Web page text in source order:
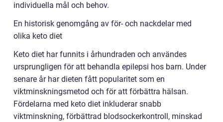
individuella mål och behov.
En historisk genomgång av för- och nackdelar med
olika keto diet
Keto diet har funnits i århundraden och användes
ursprungligen för att behandla epilepsi hos barn. Under
senare år har dieten fått popularitet som en
viktminskningsmetod och för att förbättra hälsan.
Fördelarna med keto diet inkluderar snabb
viktminskning, förbättrad blodsockerkontroll, minskad